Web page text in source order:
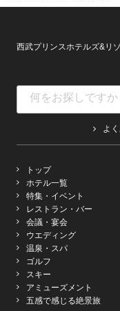
西武プリンスホテルズ&リ
よ
トップ
ホテル一覧
特集・イベント
レストラン・バー
会議・宴会
ウエディング
温泉・スパ
ゴルフ
スキー
アミューズメント
五感で感じる絶景旅